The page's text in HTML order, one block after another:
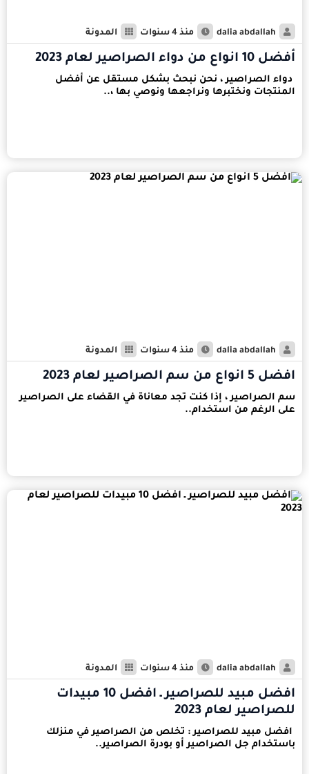
dalia abdallah منذ 4 سنوات المدونة
أفضل 10 انواع من دواء الصراصير لعام 2023
دواء الصراصير ، نحن نبحث بشكل مستقل عن أفضل
المنتجات ونختبرها ونراجعها ونوصي بها ،..
dalia abdallah منذ 4 سنوات المدونة
افضل 5 انواع من سم الصراصير لعام 2023
سم الصراصير ، إذا كنت تجد معاناة في القضاء على الصراصير
على الرغم من استخدام..
dalia abdallah منذ 4 سنوات المدونة
افضل مبيد للصراصير ـ افضل 10 مبيدات
للصراصير لعام 2023
افضل مبيد للصراصير : تخلص من الصراصير في منزلك
باستخدام جل الصراصير أو بودرة الصراصير..